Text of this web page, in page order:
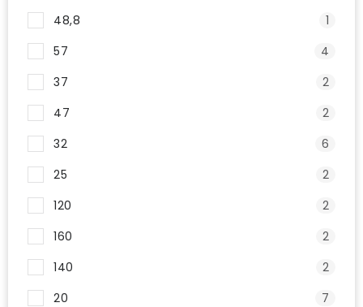
48,8
1
57
4
37
2
47
2
32
6
25
2
120
2
160
2
140
2
20
7